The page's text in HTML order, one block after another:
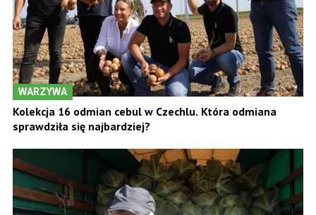
WARZYWA
Kolekcja 16 odmian cebul w Czechlu. Która odmiana
sprawdziła się najbardziej?